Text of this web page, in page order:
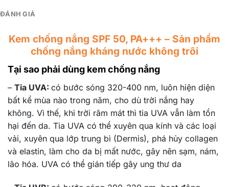
ĐÁNH GIÁ
Kem chống nắng SPF 50, PA+++ – Sản phẩm
chống nắng kháng nước không trôi
Tại sao phải dùng kem chống nắng
– Tia UVA: có bước sóng 320-400 nm, luôn hiện diện
bất kể mùa nào trong năm, cho dù trời nắng hay
không. Vì thế, khi trời râm mát thì tia UVA vẫn làm tổn
hại đến da. Tia UVA có thể xuyên qua kính và các loại
vải, xuyên qua lớp trung bì (Dermis), phá hủy collagen
và elastin, làm cho da bị mất nước, gây nên sạm, nám,
lão hóa. UVA có thể gián tiếp gây ung thư da